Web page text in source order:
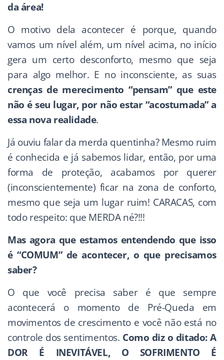
da área!
O motivo dela acontecer é porque, quando
vamos um nível além, um nível acima, no início
gera um certo desconforto, mesmo que seja
para algo melhor. E no inconsciente, as suas
crenças de merecimento “pensam” que este
não é seu lugar, por não estar “acostumada” a
essa nova realidade.
Já ouviu falar da merda quentinha? Mesmo ruim
é conhecida e já sabemos lidar, então, por uma
forma de proteção, acabamos por querer
(inconscientemente) ficar na zona de conforto,
mesmo que seja um lugar ruim! CARACAS, com
todo respeito: que MERDA né?!!!
Mas agora que estamos entendendo que isso
é “COMUM” de acontecer, o que precisamos
saber?
O que você precisa saber é que sempre
acontecerá o momento de Pré-Queda em
movimentos de crescimento e você não está no
controle dos sentimentos. Como diz o ditado: A
DOR É INEVITÁVEL, O SOFRIMENTO É